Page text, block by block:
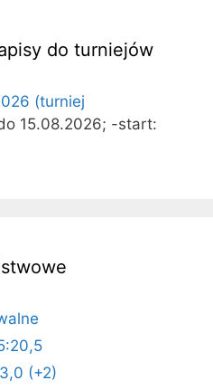
do turniejów
(turniej
15.08.2026; -start:
(+2)